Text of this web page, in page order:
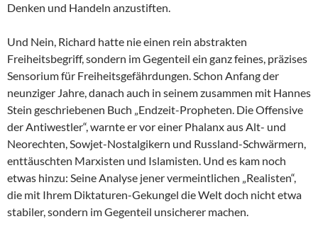
Denken und Handeln anzustiften.
Und Nein, Richard hatte nie einen rein abstrakten
Freiheitsbegriff, sondern im Gegenteil ein ganz feines, präzises
Sensorium für Freiheitsgefährdungen. Schon Anfang der
neunziger Jahre, danach auch in seinem zusammen mit Hannes
Stein geschriebenen Buch „Endzeit-Propheten. Die Offensive
der Antiwestler“, warnte er vor einer Phalanx aus Alt- und
Neorechten, Sowjet-Nostalgikern und Russland-Schwärmern,
enttäuschten Marxisten und Islamisten. Und es kam noch
etwas hinzu: Seine Analyse jener vermeintlichen „Realisten“,
die mit Ihrem Diktaturen-Gekungel die Welt doch nicht etwa
stabiler, sondern im Gegenteil unsicherer machen.